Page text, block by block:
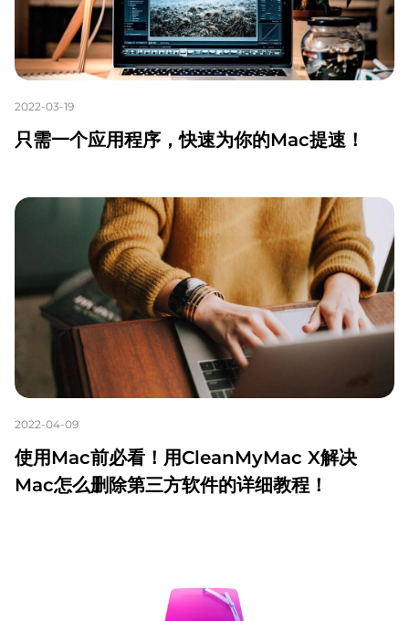
2022-03-19
只需一个应用程序，快速为你的Mac提速！
2022-04-09
使用Mac前必看！用CleanMyMac X解决
Mac怎么删除第三方软件的详细教程！